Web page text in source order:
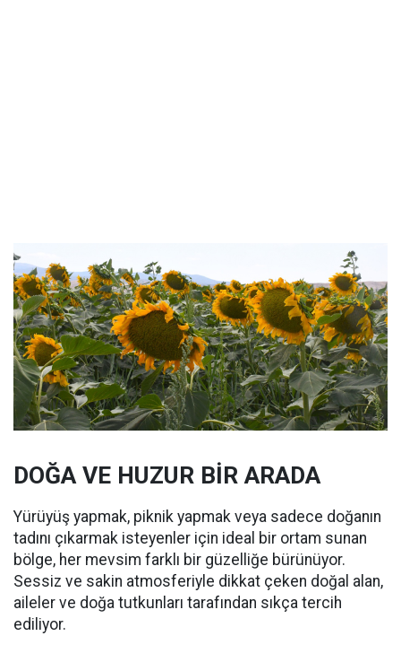
DOĞA VE HUZUR BİR ARADA
Yürüyüş yapmak, piknik yapmak veya sadece doğanın
tadını çıkarmak isteyenler için ideal bir ortam sunan
bölge, her mevsim farklı bir güzelliğe bürünüyor.
Sessiz ve sakin atmosferiyle dikkat çeken doğal alan,
aileler ve doğa tutkunları tarafından sıkça tercih
ediliyor.